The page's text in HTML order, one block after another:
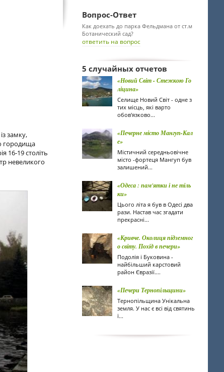
замку,
городища
16-19 століть
невеликого
Вопрос-Ответ
Как доехать до парка Фельдмана от ст.м
Ботанический сад?
ответить на вопрос
5 случайных отчетов
«Новий Світ - Стежкою Го
ліцина»
Селище Новий Світ - одне з
тих місць, які варто
обов'язково...
«Печерне місто Мангуп-Кал
е»
Містичний середньовічне
місто -фортеця Мангуп був
залишений...
«Одеса : пам'ятки і не тіль
ки»
Цього літа я був в Одесі два
рази. Настав час згадати
прекрасні...
«Кривче. Околиця підземног
о світу. Похід в печери»
Подолія і Буковина -
найбільший карстовий
район Євразії....
«Печери Тернопільщини»
Тернопільщина Унікальна
земля. У нас є всі від святинь
ї...